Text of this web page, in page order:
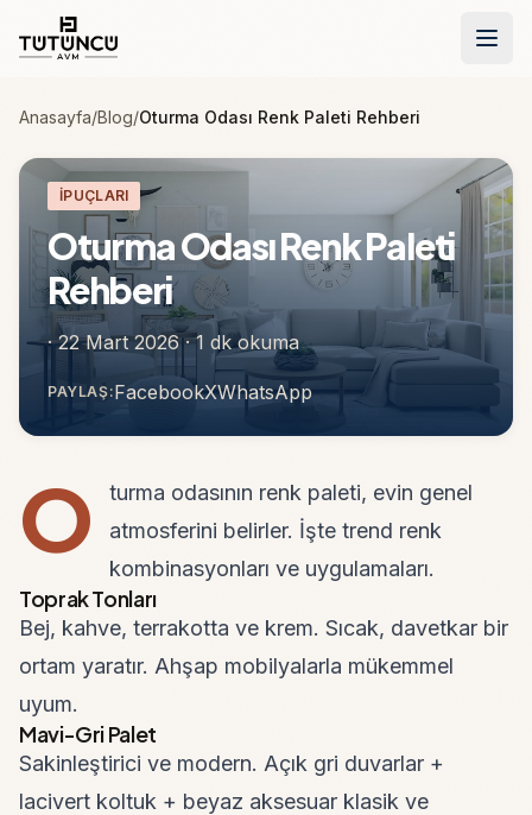
İçeriğe geç
Anasayfa/Blog/Oturma Odası Renk Paleti Rehberi
İPUÇLARI
Oturma Odası Renk Paleti
Rehberi
· 22 Mart 2026 · 1 dk okuma
PAYLAŞ:Facebook
(yeni sekmede açılır)
X
(yeni sekmede açılır)
WhatsApp
(yeni sekmede açılır)
O
turma odasının renk paleti, evin genel
atmosferini belirler. İşte trend renk
kombinasyonları ve uygulamaları.
Toprak Tonları
Bej, kahve, terrakotta ve krem. Sıcak, davetkar bir
ortam yaratır. Ahşap mobilyalarla mükemmel
uyum.
Mavi-Gri Palet
Sakinleştirici ve modern. Açık gri duvarlar +
lacivert koltuk + beyaz aksesuar klasik ve